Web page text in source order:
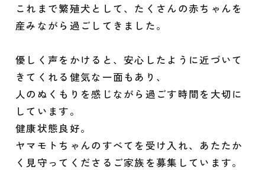
これまで繁殖犬として、たくさんの赤ちゃんを
産みながら過ごしてきました。
優しく声をかけると、安心したように近づいて
きてくれる健気な一面もあり、
人のぬくもりを感じながら過ごす時間を大切に
しています。
健康状態良好。
ヤマモトちゃんのすべてを受け入れ、あたたか
く見守ってくださるご家族を募集しています。